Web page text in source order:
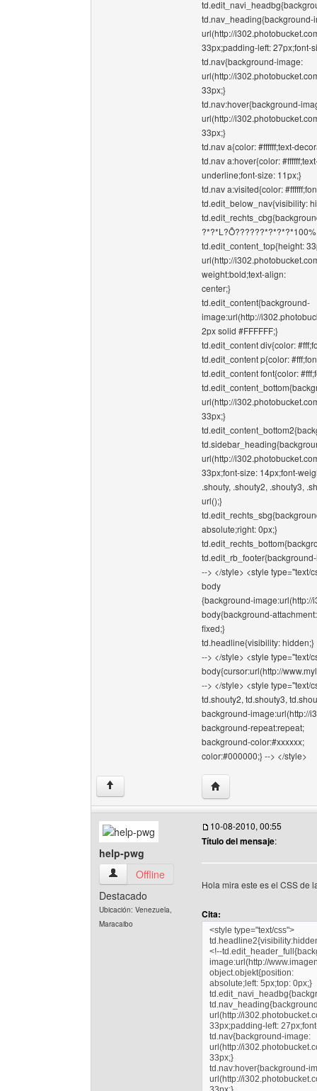
td.nav_heading{background-
url(http://
33px;padding-left: 27px;font-
td.nav{background-image:
url(http://
33px;}
td.nav:hover{background-
url(http://
33px;}
td.nav a{color: #ffffff;text-
td.nav a:hover{color:
underline;font-size: 11px;}
td.nav a:visited{color:
td.edit_below_nav{visibility:
td.edit_content_top{height:
url(http://
weight:bold;text-align:
center;}
td.edit_content{background-
image:url(http://
2px solid #FFFFFF;}
td.edit_content div{color:
td.edit_content p{color:
td.edit_content font{color:
url(http://
33px;}
url(http://
33px;font-size: 14px;font-
.shouty, .shouty2, .shouty3,
url();}
absolute;right: 0px;}
--> </style> <style type="text/
body
{background-
body{background-attachment:
fixed;}
td.headline{visibility: hidden;}
--> </style> <style type="text/
body{cursor:url(http://
--> </style> <style type="text/
td.shouty2, td.shouty3,
background-image:url(http://
background-repeat:repeat;
background-color:#xxxxxx;
color:#000000;} --> </style>
↑ Visitar sitio web del
help-pwg
help-pwg Ver perfil del usuario
Offline
Destacado
Ubicación: Venezuela,
Maracaibo
10-08-2010, 00:55
Título del mensaje:
Hola mira este es el CSS de
Cita:
<style type="text/css">
<!--
image:url(http://
object.objekt{position:
absolute;left: 5px;top: 0px;}
url(http://
33px;padding-left:
td.nav{background-image:
url(http://
33px;}
td.nav:hover{background-
url(http://